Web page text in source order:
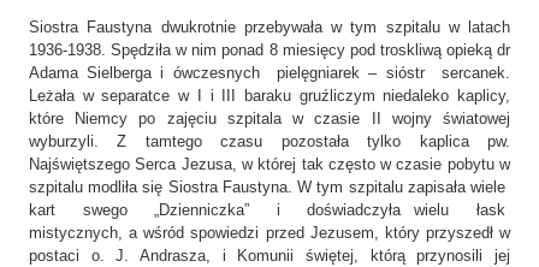
Siostra Faustyna dwukrotnie przebywała w tym szpitalu w latach
1936-1938. Spędziła w nim ponad 8 miesięcy pod troskliwą opieką dr
Adama Sielberga i ówczesnych pielęgniarek – sióstr sercanek.
Leżała w separatce w I i III baraku gruźliczym niedaleko kaplicy,
które Niemcy po zajęciu szpitala w czasie II wojny światowej
wyburzyli. Z tamtego czasu pozostała tylko kaplica pw.
Najświętszego Serca Jezusa, w której tak często w czasie pobytu w
szpitalu modliła się Siostra Faustyna. W tym szpitalu zapisała wiele
kart swego „Dzienniczka” i doświadczyła wielu łask
mistycznych, a wśród spowiedzi przed Jezusem, który przyszedł w
postaci o. J. Andrasza, i Komunii świętej, którą przynosili jej